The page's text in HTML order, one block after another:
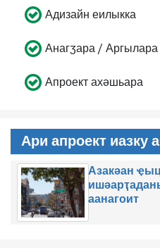
Адизайн еилыкка
Анагӡара / Аргылара
Апроект ахәшьара
Ари апроект иазку
Азакәан
аанагоит